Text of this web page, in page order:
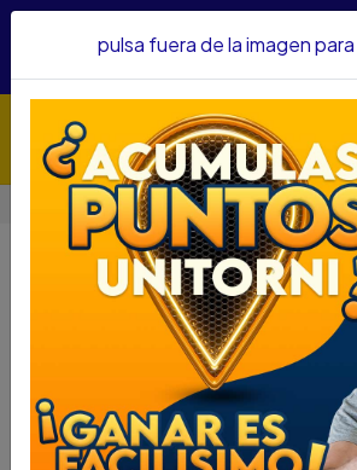
confianza&nbsp;Recibe un KIT
Inicio
TORNILLERIA
Filtros
pulsa fuera de la imagen